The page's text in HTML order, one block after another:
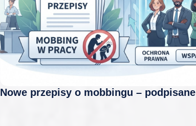
Nowe przepisy o mobbingu – podpisane